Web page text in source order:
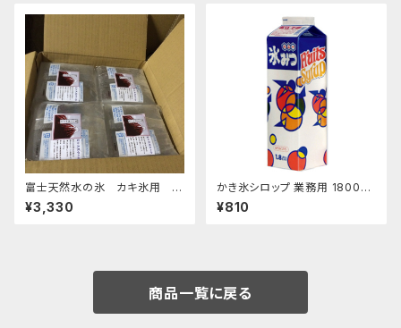
富士天然水の氷 カキ氷用 2
kg 4個セット 発泡スチロール箱
入り
¥3,330
かき氷シロップ 業務用 1800ｍ
L ハニー製 1.8Lパック
¥810
商品一覧に戻る